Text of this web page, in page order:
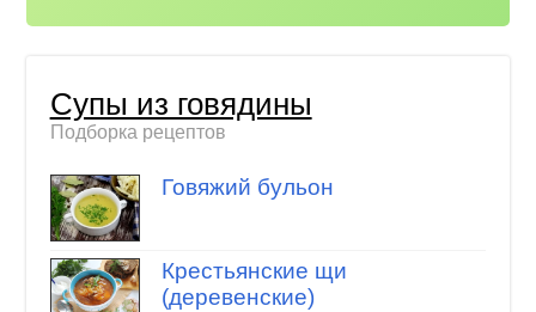
Супы из говядины
Подборка рецептов
Говяжий бульон
Крестьянские щи
(деревенские)